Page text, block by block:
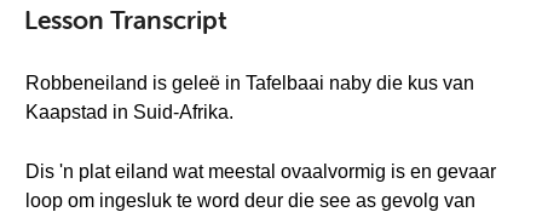
Lesson Transcript
Robbeneiland is geleë in Tafelbaai naby die kus van
Kaapstad in Suid-Afrika.
Dis 'n plat eiland wat meestal ovaalvormig is en gevaar
loop om ingesluk te word deur die see as gevolg van